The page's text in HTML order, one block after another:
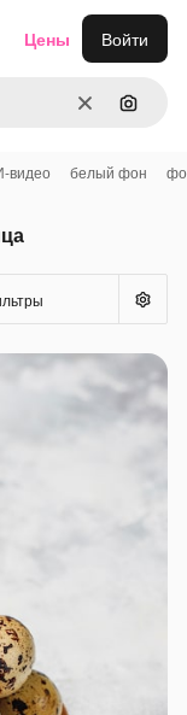
ОчиститьПоиск
Цены Войти
видео белый фон